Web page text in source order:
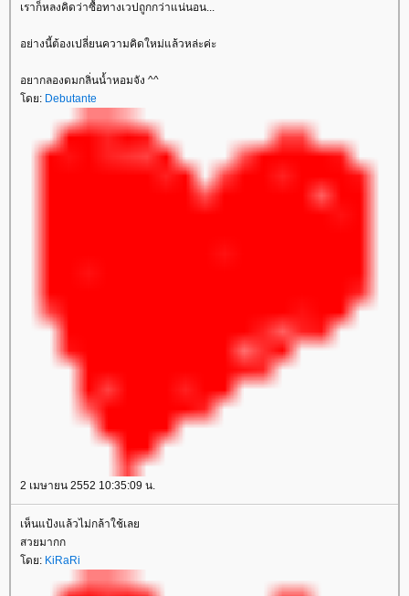
เราก็หลงคิดว่าซื้อทางเวปถูกกว่าแน่นอน...
อย่างนี้ต้องเปลี่ยนความคิดใหม่แล้วหล่ะค่ะ
อยากลองดมกลิ่นน้ำหอมจัง ^^
ดย: Debutante
2 เมษายน 2552 10:35:09 น.
เห็นแป้งแล้วไม่กล้าใช้เล
สวยมากก
ดย: KiRaRi